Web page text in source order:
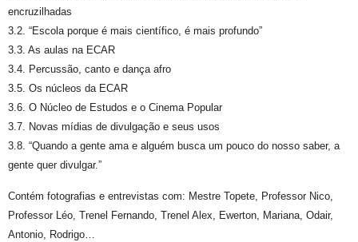
encruzilhadas
3.2. “Escola porque é mais científico, é mais profundo”
3.3. As aulas na ECAR
3.4. Percussão, canto e dança afro
3.5. Os núcleos da ECAR
3.6. O Núcleo de Estudos e o Cinema Popular
3.7. Novas mídias de divulgação e seus usos
3.8. “Quando a gente ama e alguém busca um pouco do nosso saber, a
gente quer divulgar.”
Contém fotografias e entrevistas com: Mestre Topete, Professor Nico,
Professor Léo, Trenel Fernando, Trenel Alex, Ewerton, Mariana, Odair,
Antonio, Rodrigo…